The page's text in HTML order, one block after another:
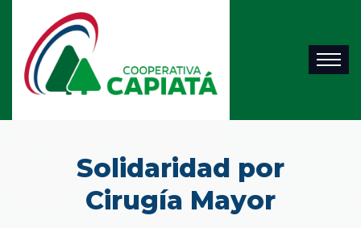
Solidaridad por
Cirugía Mayor